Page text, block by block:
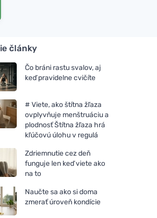
články
Čo bráni rastu svalov, aj
keď pravidelne cvičíte
# Viete, ako štítna žľaza
ovplyvňuje menštruáciu a
plodnosť Štítna žľaza hrá
kľúčovú úlohu v regulá
Zdriemnutie cez deň
funguje len keď viete ako
na to
Naučte sa ako si doma
zmerať úroveň kondície